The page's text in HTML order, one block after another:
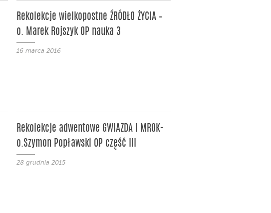
Rekolekcje wielkopostne ŹRÓDŁO ŻYCIA –
o. Marek Rojszyk OP nauka 3
16 marca 2016
Rekolekcje adwentowe GWIAZDA I MROK-
o.Szymon Popławski OP część III
28 grudnia 2015